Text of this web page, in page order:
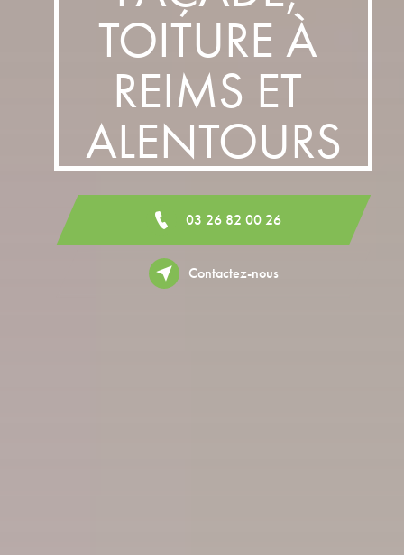
TOITURE À
REIMS ET
ALENTOURS
03 26 82 00 26
Contactez-nous